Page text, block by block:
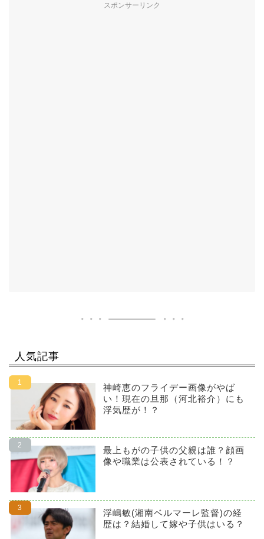
スポンサーリンク
人気記事
神崎恵のフライデー画像がやば
い！現在の旦那（河北裕介）にも
浮気歴が！？
最上もがの子供の父親は誰？顔画
像や職業は公表されている！？
浮嶋敏(湘南ベルマーレ監督)の経
歴は？結婚して嫁や子供はいる？